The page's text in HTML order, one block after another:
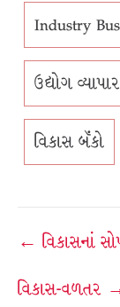
Industry
ઉદ્યોગ
વિકાસ બૅંકો
Post
navigation
← વિકાસનાં
વિકાસ-વળતર